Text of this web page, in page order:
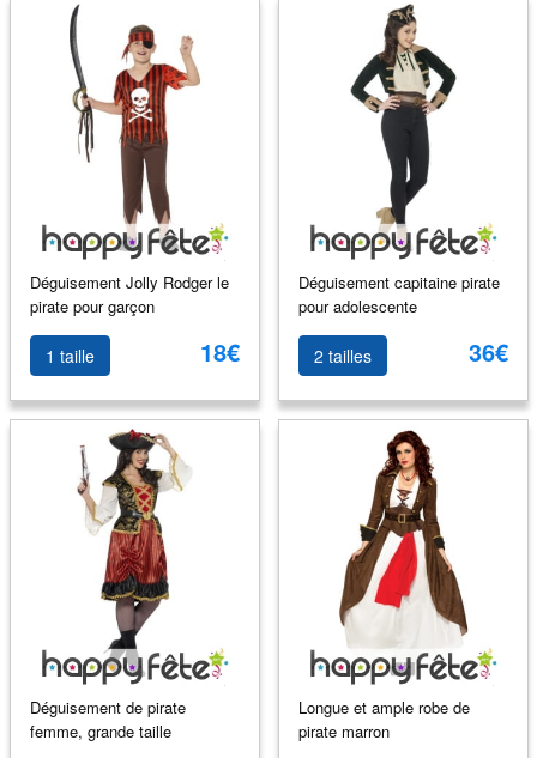
Déguisement Jolly Rodger le
pirate pour garçon
1 taille 18€
Déguisement capitaine pirate
pour adolescente
2 tailles 36€
Déguisement de pirate
femme, grande taille
Longue et ample robe de
pirate marron